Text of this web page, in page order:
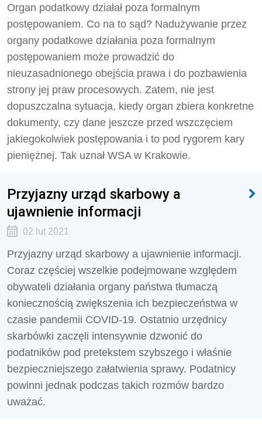
Organ podatkowy działał poza formalnym
postępowaniem. Co na to sąd? Nadużywanie przez
organy podatkowe działania poza formalnym
postępowaniem może prowadzić do
nieuzasadnionego obejścia prawa i do pozbawienia
strony jej praw procesowych. Zatem, nie jest
dopuszczalna sytuacja, kiedy organ zbiera konkretne
dokumenty, czy dane jeszcze przed wszczęciem
jakiegokolwiek postępowania i to pod rygorem kary
pieniężnej. Tak uznał WSA w Krakowie.
Przyjazny urząd skarbowy a
ujawnienie informacji
02 lut 2021
Przyjazny urząd skarbowy a ujawnienie informacji.
Coraz częściej wszelkie podejmowane względem
obywateli działania organy państwa tłumaczą
koniecznością zwiększenia ich bezpieczeństwa w
czasie pandemii COVID-19. Ostatnio urzędnicy
skarbówki zaczęli intensywnie dzwonić do
podatników pod pretekstem szybszego i właśnie
bezpieczniejszego załatwienia sprawy. Podatnicy
powinni jednak podczas takich rozmów bardzo
uważać.